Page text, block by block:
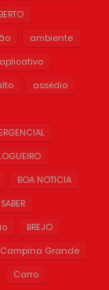
ambiente
aplicativo
assédio
BOA NOTICIA
BREJO
Campina Grande
Carro